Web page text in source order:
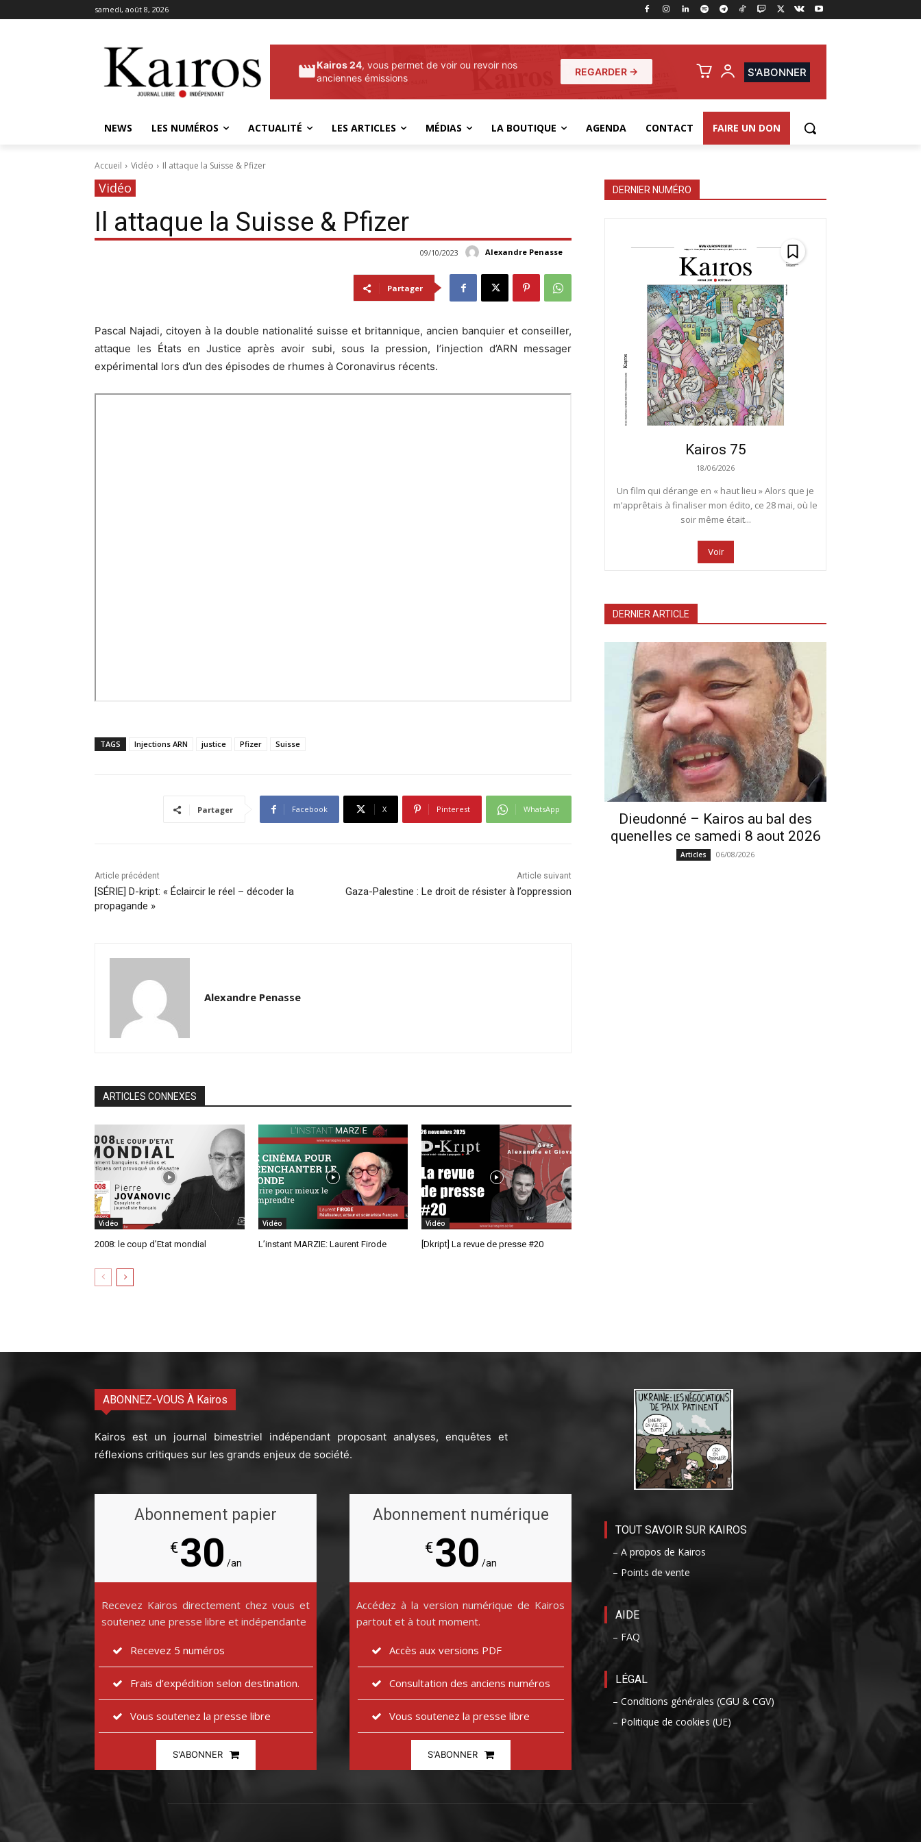
samedi, août 8, 2026
Kairos 24, vous permet de voir ou revoir nos
anciennes émissions
REGARDER → S'ABONNER
NEWS LES NUMÉROS ACTUALITÉ LES ARTICLES MÉDIAS LA BOUTIQUE AGENDA CONTACT FAIRE UN DON
Accueil Vidéo Il attaque la Suisse & Pfizer
Vidéo
Il attaque la Suisse & Pfizer
Alexandre Penasse
09/10/2023
Partager
Pascal Najadi, citoyen à la double nationalité suisse et britannique, ancien banquier et conseiller,
attaque les États en Justice après avoir subi, sous la pression, l’injection d’ARN messager
expérimental lors d’un des épisodes de rhumes à Coronavirus récents.
TAGS Injections ARN justice Pfizer Suisse
Partager Facebook X Pinterest WhatsApp
Article précédent
[SÉRIE] D-kript: « Éclaircir le réel – décoder la
propagande »
Article suivant
Gaza-Palestine : Le droit de résister à l’oppression
Alexandre Penasse
ARTICLES CONNEXES
Vidéo
2008: le coup d’Etat mondial
Vidéo
L’instant MARZIE: Laurent Firode
Vidéo
[Dkript] La revue de presse #20
DERNIER NUMÉRO
Kairos 75
18/06/2026
Un film qui dérange en « haut lieu » Alors que je
m’apprêtais à finaliser mon édito, ce 28 mai, où le
soir même était...
Voir
DERNIER ARTICLE
Dieudonné – Kairos au bal des
quenelles ce samedi 8 aout 2026
Articles 06/08/2026
ABONNEZ-VOUS À Kairos
Kairos est un journal bimestriel indépendant proposant analyses, enquêtes et
réflexions critiques sur les grands enjeux de société.
Abonnement papier
€30 /an
Recevez Kairos directement chez vous et
soutenez une presse libre et indépendante
Recevez 5 numéros
Frais d’expédition selon destination.
Vous soutenez la presse libre
S'ABONNER
Abonnement numérique
€30 /an
Accédez à la version numérique de Kairos
partout et à tout moment.
Accès aux versions PDF
Consultation des anciens numéros
Vous soutenez la presse libre
S'ABONNER
TOUT SAVOIR SUR KAIROS
– A propos de Kairos
– Points de vente
AIDE
– FAQ
LÉGAL
– Conditions générales (CGU & CGV)
– Politique de cookies (UE)